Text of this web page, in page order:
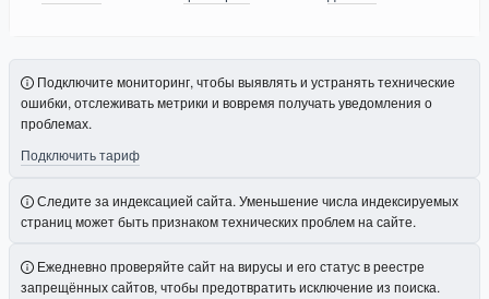
Подключите мониторинг, чтобы выявлять и устранять технические
ошибки, отслеживать метрики и вовремя получать уведомления о
проблемах.
Подключить тариф
Следите за индексацией сайта. Уменьшение числа индексируемых
страниц может быть признаком технических проблем на сайте.
Ежедневно проверяйте сайт на вирусы и его статус в реестре
запрещённых сайтов, чтобы предотвратить исключение из поиска.